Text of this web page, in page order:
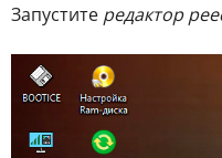
Запустите редактор